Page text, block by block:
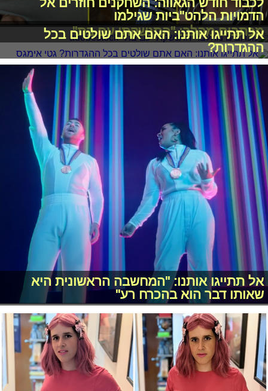
הדמויות הלהט"ביות שגילמו
מכתבים מהלב: "התנשקתי עם בת"
אל תתייגו אותנו: האם אתם שולטים בכל
ההגדרות?
אל תתייגו אותנו: "המחשבה הראשונית היא
שאותו דבר הוא בהכרח רע"